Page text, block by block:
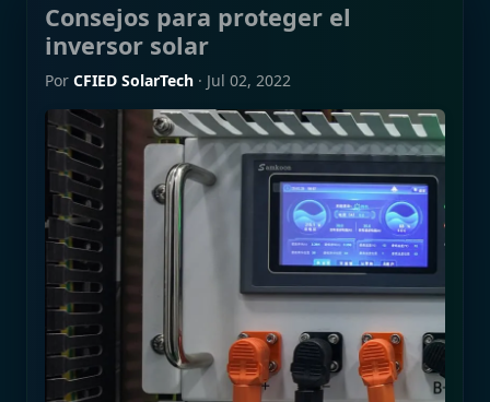
Consejos para proteger el
inversor solar
Por CFIED SolarTech · Jul 02, 2022